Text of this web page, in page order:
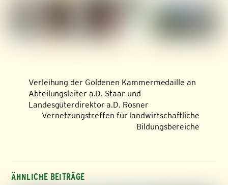
Verleihung der Goldenen Kammermedaille an
Abteilungsleiter a.D. Staar und
Landesgüterdirektor a.D. Rosner
Vernetzungstreffen für landwirtschaftliche
Bildungsbereiche
ÄHNLICHE BEITRÄGE